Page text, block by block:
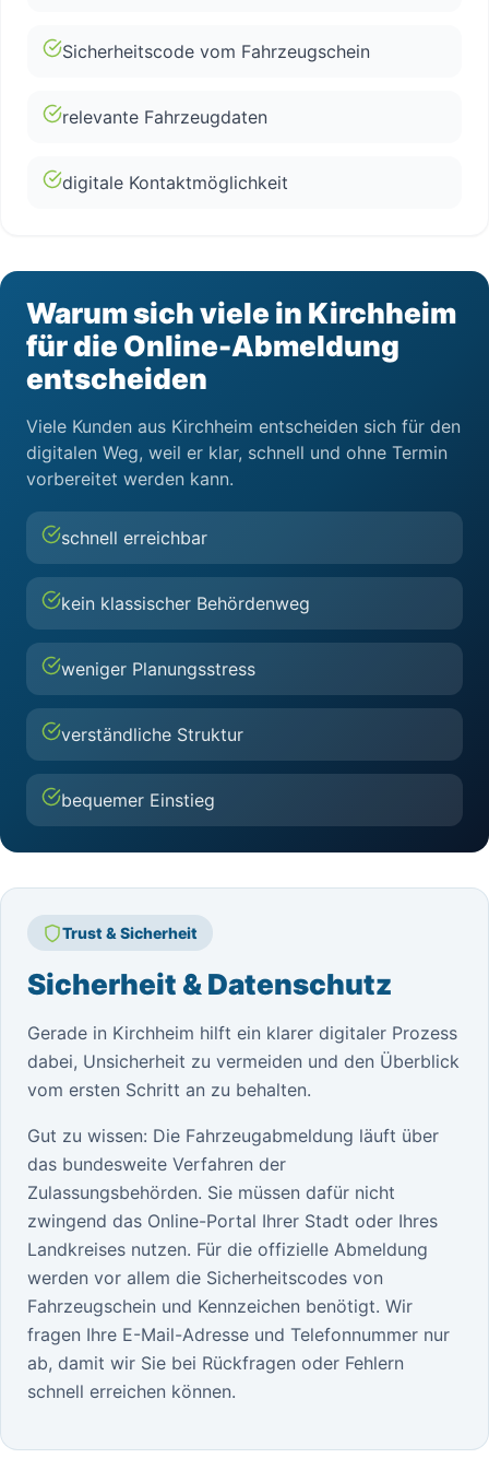
Sicherheitscode vom Fahrzeugschein
relevante Fahrzeugdaten
digitale Kontaktmöglichkeit
Warum sich viele in Kirchheim
für die Online-Abmeldung
entscheiden
Viele Kunden aus Kirchheim entscheiden sich für den
digitalen Weg, weil er klar, schnell und ohne Termin
vorbereitet werden kann.
schnell erreichbar
kein klassischer Behördenweg
weniger Planungsstress
verständliche Struktur
bequemer Einstieg
Trust & Sicherheit
Sicherheit & Datenschutz
Gerade in Kirchheim hilft ein klarer digitaler Prozess
dabei, Unsicherheit zu vermeiden und den Überblick
vom ersten Schritt an zu behalten.
Gut zu wissen: Die Fahrzeugabmeldung läuft über
das bundesweite Verfahren der
Zulassungsbehörden. Sie müssen dafür nicht
zwingend das Online-Portal Ihrer Stadt oder Ihres
Landkreises nutzen. Für die offizielle Abmeldung
werden vor allem die Sicherheitscodes von
Fahrzeugschein und Kennzeichen benötigt. Wir
fragen Ihre E-Mail-Adresse und Telefonnummer nur
ab, damit wir Sie bei Rückfragen oder Fehlern
schnell erreichen können.